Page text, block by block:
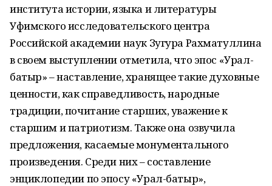
института истории, языка и литературы
Уфимского исследовательского центра
Российской академии наук Зугура Рахматуллина
в своем выступлении отметила, что эпос «Урал-
батыр» – наставление, хранящее такие духовные
ценности, как справедливость, народные
традиции, почитание старших, уважение к
старшим и патриотизм. Также она озвучила
предложения, касаемые монументального
произведения. Среди них – составление
энциклопедии по эпосу «Урал-батыр»,